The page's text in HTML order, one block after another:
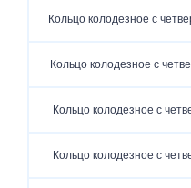
Кольцо колодезное с
Кольцо колодезное с
Кольцо колодезное с
Кольцо колодезное с